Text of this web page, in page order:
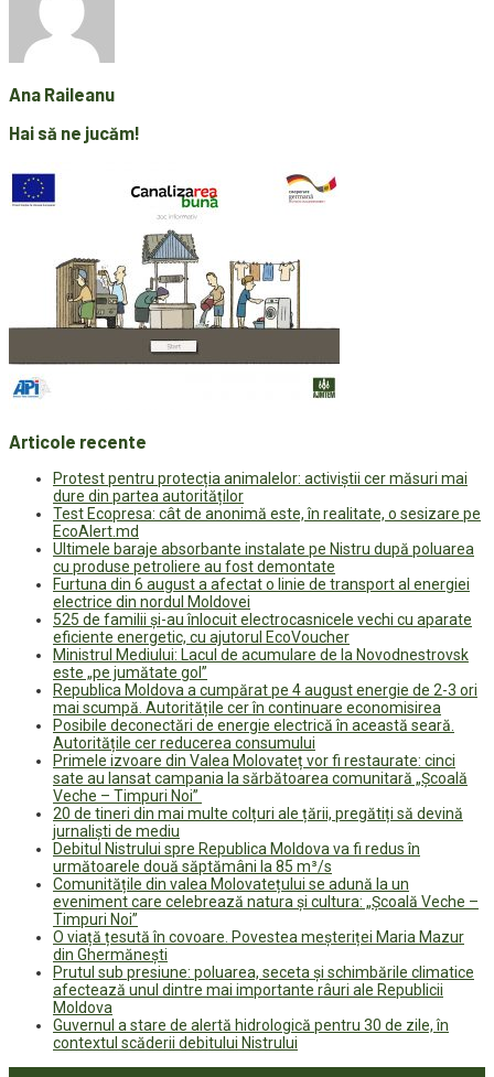
Ana Raileanu
Hai să ne jucăm!
Articole recente
Protest pentru protecția animalelor: activiștii cer măsuri mai
dure din partea autorităților
Test Ecopresa: cât de anonimă este, în realitate, o sesizare pe
EcoAlert.md
Ultimele baraje absorbante instalate pe Nistru după poluarea
cu produse petroliere au fost demontate
Furtuna din 6 august a afectat o linie de transport al energiei
electrice din nordul Moldovei
525 de familii și-au înlocuit electrocasnicele vechi cu aparate
eficiente energetic, cu ajutorul EcoVoucher
Ministrul Mediului: Lacul de acumulare de la Novodnestrovsk
este „pe jumătate gol”
Republica Moldova a cumpărat pe 4 august energie de 2-3 ori
mai scumpă. Autoritățile cer în continuare economisirea
Posibile deconectări de energie electrică în această seară.
Autoritățile cer reducerea consumului
Primele izvoare din Valea Molovateț vor fi restaurate: cinci
sate au lansat campania la sărbătoarea comunitară „Școală
Veche – Timpuri Noi”
20 de tineri din mai multe colțuri ale țării, pregătiți să devină
jurnaliști de mediu
Debitul Nistrului spre Republica Moldova va fi redus în
următoarele două săptămâni la 85 m³/s
Comunitățile din valea Molovatețului se adună la un
eveniment care celebrează natura și cultura: „Școală Veche –
Timpuri Noi”
O viață țesută în covoare. Povestea meșteriței Maria Mazur
din Ghermănești
Prutul sub presiune: poluarea, seceta și schimbările climatice
afectează unul dintre mai importante râuri ale Republicii
Moldova
Guvernul a stare de alertă hidrologică pentru 30 de zile, în
contextul scăderii debitului Nistrului